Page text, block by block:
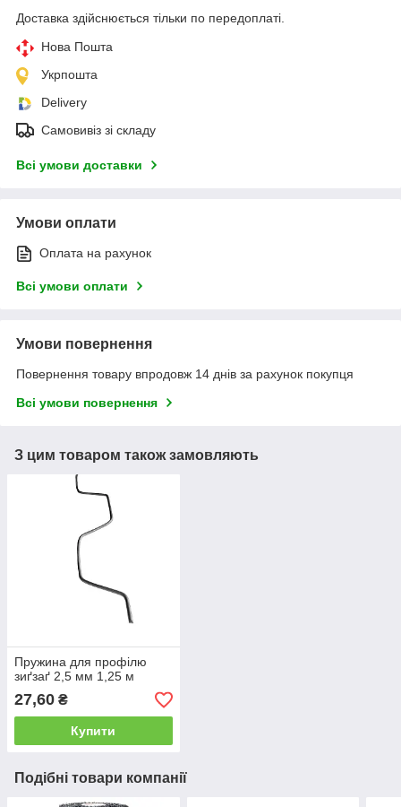
Доставка здійснюється тільки по передоплаті.
Нова Пошта
Укрпошта
Delivery
Самовивіз зі складу
Всі умови доставки
Умови оплати
Оплата на рахунок
Всі умови оплати
Умови повернення
Повернення товару впродовж 14 днів за рахунок покупця
Всі умови повернення
З цим товаром також замовляють
Пружина для профілю
зиґзаґ 2,5 мм 1,25 м
27,60 ₴
Купити
Подібні товари компанії